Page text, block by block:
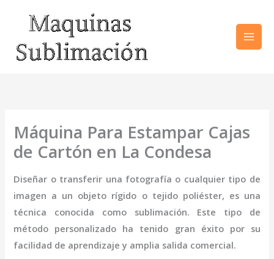
contenido
Máquina Para Estampar Cajas
de Cartón en La Condesa
Diseñar o transferir una fotografía o cualquier tipo de
imagen a un objeto rígido o tejido poliéster, es una
técnica conocida como sublimación. Este tipo de
método personalizado ha tenido gran éxito por su
facilidad de aprendizaje y amplia salida comercial.